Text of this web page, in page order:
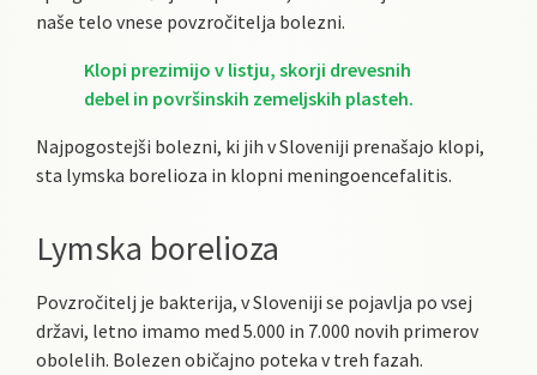
naše telo vnese povzročitelja bolezni.
Klopi prezimijo v listju, skorji drevesnih
debel in površinskih zemeljskih plasteh.
Najpogostejši bolezni, ki jih v Sloveniji prenašajo klopi,
sta lymska borelioza in klopni meningoencefalitis.
Lymska borelioza
Povzročitelj je bakterija, v Sloveniji se pojavlja po vsej
državi, letno imamo med 5.000 in 7.000 novih primerov
obolelih. Bolezen običajno poteka v treh fazah.